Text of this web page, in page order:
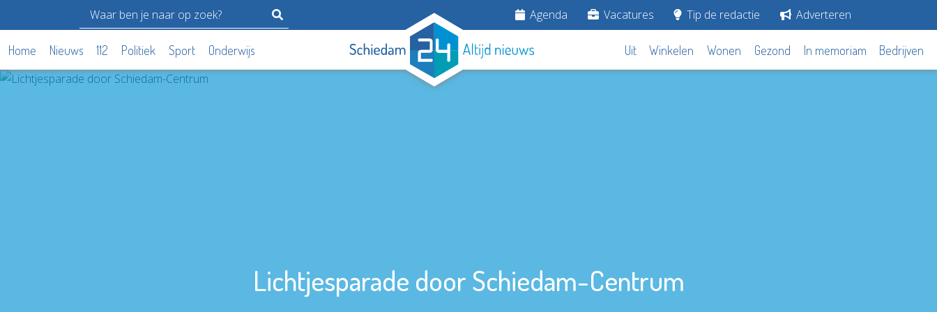
Agenda Vacatures Tip de redactie Adverteren
Home Nieuws 112 Politiek Sport Onderwijs Uit Winkelen Wonen Gezond In memoriam Bedrijven
Lichtjesparade door Schiedam-Centrum